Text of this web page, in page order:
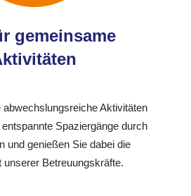
gemeinsame
abwechslungsreiche Aktivitäten
Spaziergänge durch
und genießen Sie dabei die
unserer Betreuungskräfte.